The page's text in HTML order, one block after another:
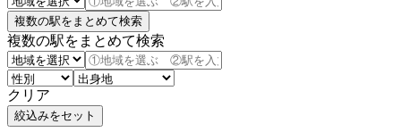
複数の駅をまとめて検索
クリア